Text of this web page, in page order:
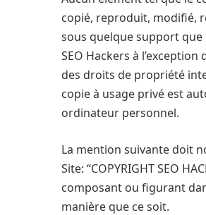
copié, reproduit, modifié,
sous quelque support que
SEO Hackers à
des droits de propriété
copie à usage privé est
ordinateur personnel.
La mention suivante doit
Site: “COPYRIGHT SEO
composant ou figurant
manière que ce soit.